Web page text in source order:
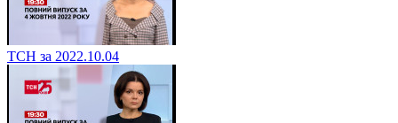
ТСН за 2022.10.04